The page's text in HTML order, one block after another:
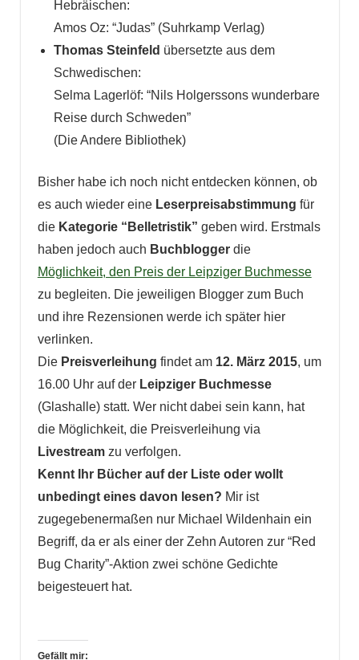
Hebräischen:
Amos Oz: “Judas” (Suhrkamp Verlag)
Thomas Steinfeld übersetzte aus dem
Schwedischen:
Selma Lagerlöf: “Nils Holgerssons wunderbare
Reise durch Schweden”
(Die Andere Bibliothek)
Bisher habe ich noch nicht entdecken können, ob
es auch wieder eine Leserpreisabstimmung für
die Kategorie “Belletristik” geben wird. Erstmals
haben jedoch auch Buchbloggerdie
Möglichkeit, den Preis der Leipziger Buchmesse
zu begleiten. Die jeweiligen Blogger zum Buch
und ihre Rezensionen werde ich später hier
verlinken.
Die Preisverleihung findet am 12. März 2015, um
16.00 Uhr auf derLeipziger Buchmesse
(Glashalle) statt. Wer nicht dabei sein kann, hat
die Möglichkeit, die Preisverleihung via
Livestreamzu verfolgen.
Kennt Ihr Bücher auf der Liste oder wollt
unbedingt eines davon lesen? Mir ist
zugegebenermaßen nur Michael Wildenhain ein
Begriff, da er als einer der Zehn Autoren zur “Red
Bug Charity”-Aktion zwei schöne Gedichte
beigesteuert hat.
Gefällt mir: